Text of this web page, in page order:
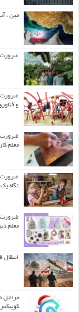
مین ،
ضرورت
ضرورت
و
ضرورت
معلم
ضرورت
نگاه
ضرورت
معلم
انتقال
مراحل